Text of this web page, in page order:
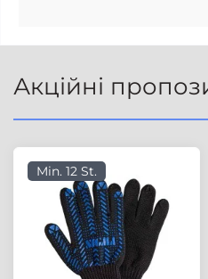
Акційні
Min. 12 St.